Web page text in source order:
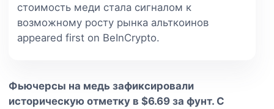
стоимость меди стала сигналом к
возможному росту рынка альткоинов
appeared first on BeInCrypto.
Фьючерсы на медь зафиксировали
историческую отметку в $6.69 за фунт. С